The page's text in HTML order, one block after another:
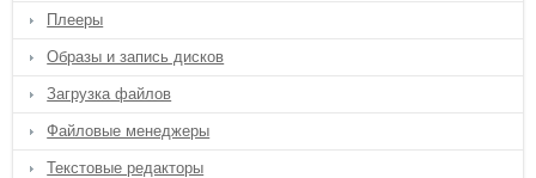
Плееры
Образы и запись дисков
Загрузка файлов
Файловые менеджеры
Текстовые редакторы